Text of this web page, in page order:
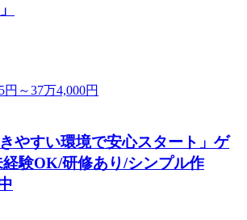
円～37万4,000円
やすい環境で安心スタート」ゲ
験OK/研修あり/シンプル作